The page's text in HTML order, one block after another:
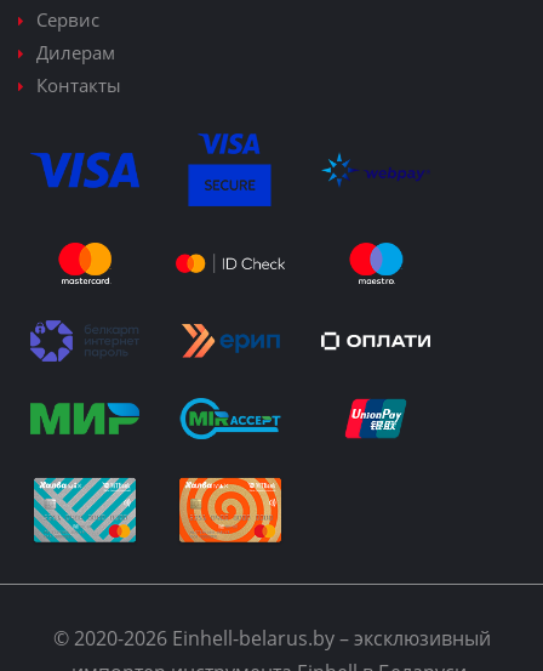
Сервис
Дилерам
Контакты
© 2020-2026 Einhell-belarus.by – эксклюзивный